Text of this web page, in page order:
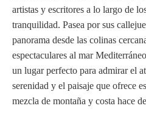
artistas y escritores a lo largo de
tranquilidad. Pasea por sus
panorama desde las colinas
espectaculares al mar
un lugar perfecto para admirar el
serenidad y el paisaje que ofrece
mezcla de montaña y costa hace